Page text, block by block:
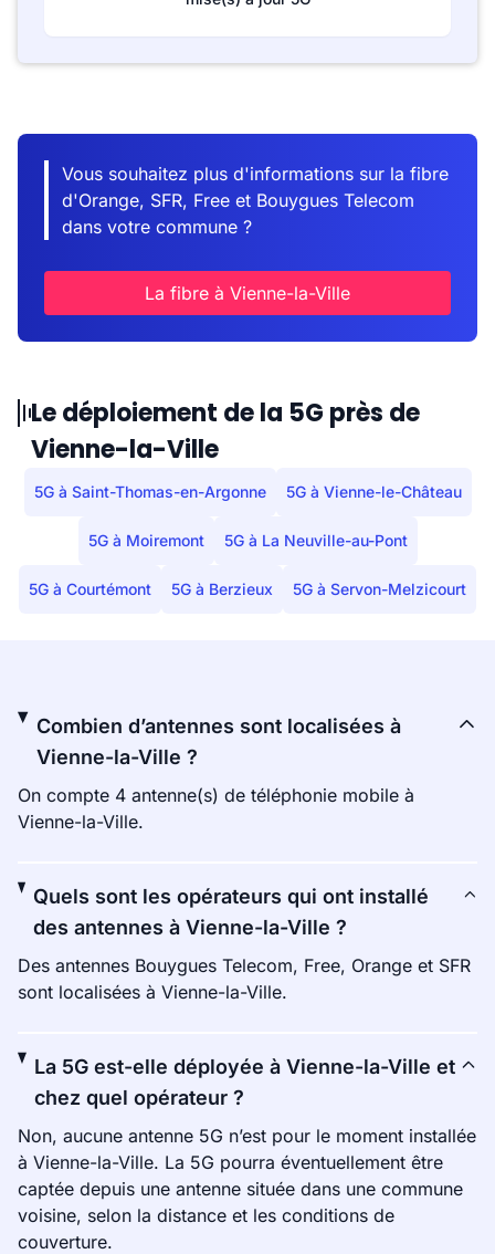
Vous souhaitez plus d'informations sur la fibre
d'Orange, SFR, Free et Bouygues Telecom
dans votre commune ?
La fibre à Vienne-la-Ville
Le déploiement de la 5G près de
Vienne-la-Ville
5G à Saint-Thomas-en-Argonne 5G à Vienne-le-Château
5G à Moiremont 5G à La Neuville-au-Pont
5G à Courtémont 5G à Berzieux 5G à Servon-Melzicourt
Combien d’antennes sont localisées à
Vienne-la-Ville ?
On compte 4 antenne(s) de téléphonie mobile à
Vienne-la-Ville.
Quels sont les opérateurs qui ont installé
des antennes à Vienne-la-Ville ?
Des antennes Bouygues Telecom, Free, Orange et SFR
sont localisées à Vienne-la-Ville.
La 5G est-elle déployée à Vienne-la-Ville et
chez quel opérateur ?
Non, aucune antenne 5G n’est pour le moment installée
à Vienne-la-Ville. La 5G pourra éventuellement être
captée depuis une antenne située dans une commune
voisine, selon la distance et les conditions de
couverture.